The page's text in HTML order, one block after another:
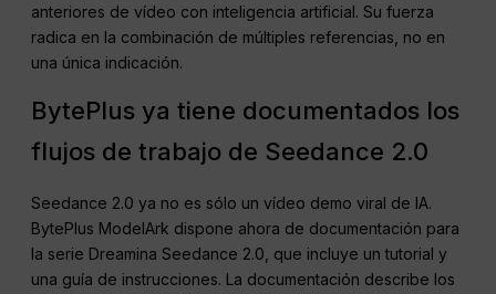
anteriores de vídeo con inteligencia artificial. Su fuerza
radica en la combinación de múltiples referencias, no en
una única indicación.
BytePlus ya tiene documentados los
flujos de trabajo de Seedance 2.0
Seedance 2.0 ya no es sólo un vídeo demo viral de IA.
BytePlus ModelArk dispone ahora de documentación para
la serie Dreamina Seedance 2.0, que incluye un tutorial y
una guía de instrucciones. La documentación describe los